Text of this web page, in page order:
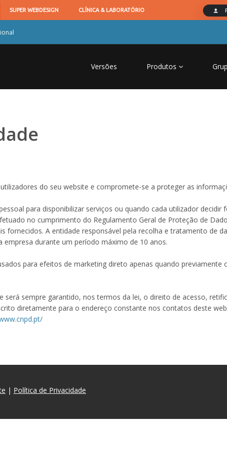
Versões Produtos
do seu website e compromete-se a proteger as
para disponibilizar serviços ou quando cada utilizador decidir
no cumprimento do Regulamento Geral de Proteção de
fornecidos. A entidade responsável pela recolha e tratamento de
durante um período máximo de 10 anos.
para efeitos de marketing direto apenas quando
sempre garantido, nos termos da lei, o direito de acesso,
diretamente para o endereço constante nos contatos deste
| Política de Privacidade